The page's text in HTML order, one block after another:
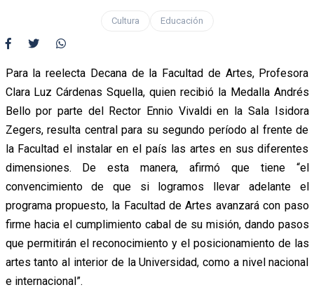
Cultura Educación
Para la reelecta Decana de la Facultad de Artes, Profesora
Clara Luz Cárdenas Squella, quien recibió la Medalla Andrés
Bello por parte del Rector Ennio Vivaldi en la Sala Isidora
Zegers, resulta central para su segundo período al frente de
la Facultad el instalar en el país las artes en sus diferentes
dimensiones. De esta manera, afirmó que tiene “el
convencimiento de que si logramos llevar adelante el
programa propuesto, la Facultad de Artes avanzará con paso
firme hacia el cumplimiento cabal de su misión, dando pasos
que permitirán el reconocimiento y el posicionamiento de las
artes tanto al interior de la Universidad, como a nivel nacional
e internacional”.